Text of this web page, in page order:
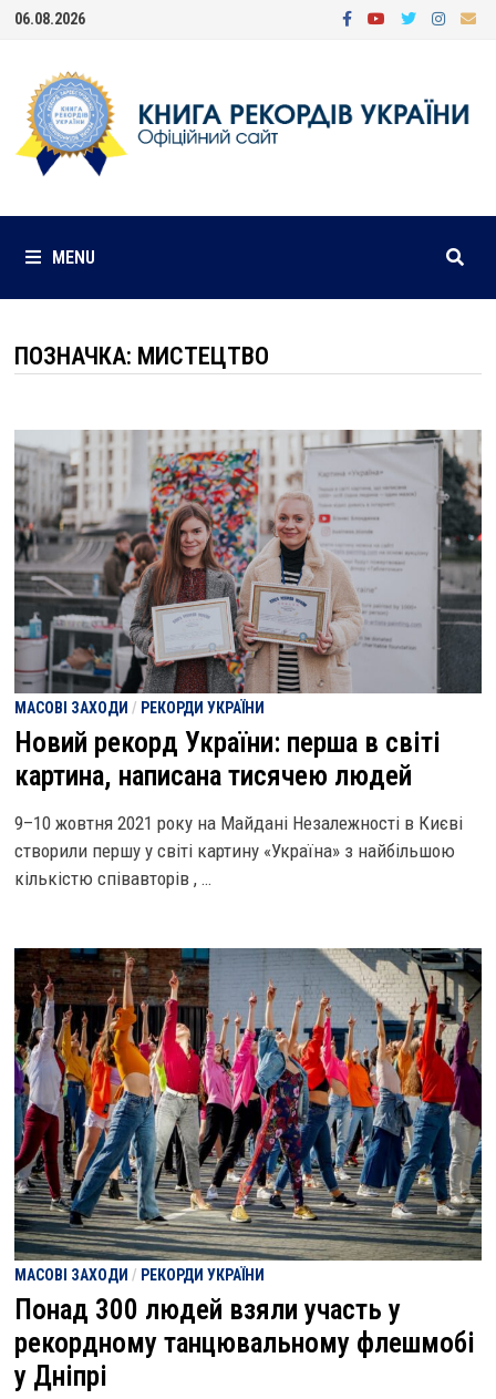
Skip06.08.2026
MENU
ПОЗНАЧКА: МИСТЕЦТВО
МАСОВІ ЗАХОДИ / РЕКОРДИ УКРАЇНИ
Новий рекорд України: перша в світі
картина, написана тисячею людей
9–10 жовтня 2021 року на Майдані Незалежності в Києві
створили першу у світі картину «Україна» з найбільшою
кількістю співавторів , …
МАСОВІ ЗАХОДИ / РЕКОРДИ УКРАЇНИ
Понад 300 людей взяли участь у
рекордному танцювальному флешмобі
у Дніпрі